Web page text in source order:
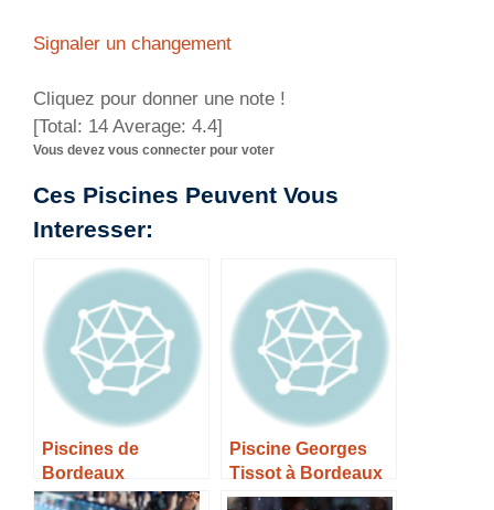
Signaler un changement
Cliquez pour donner une note !
[Total: 14 Average: 4.4]
Vous devez vous connecter pour voter
Ces Piscines Peuvent Vous
Interesser:
Piscines de
Bordeaux
Piscine Georges
Tissot à Bordeaux
– Horaires, Tarifs et